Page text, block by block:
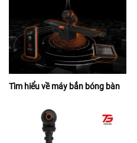
Tìm hiểu về máy bắn bóng bàn